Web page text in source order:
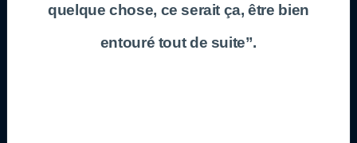
quelque chose, ce serait ça, être bien
entouré tout de suite”.